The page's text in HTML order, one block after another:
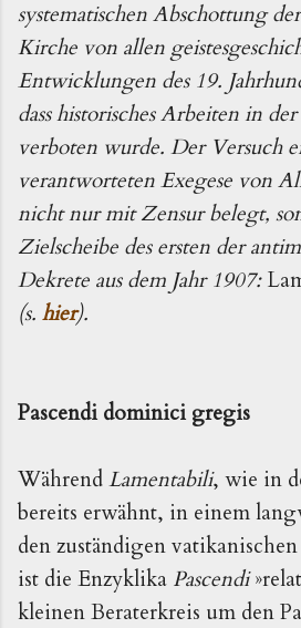
systematischen Abschottung
Kirche von allen
Entwicklungen des 19.
dass historisches Arbeiten in
verboten wurde. Der Versuch
verantworteten Exegese von
nicht nur mit Zensur belegt,
Zielscheibe des ersten der
Dekrete aus dem Jahr 1907:
(s. hier).
Pascendi dominici gregis
WährendLamentabili, wie in
bereits erwähnt, in einem
den zuständigen
ist die Enzyklika Pascendi
kleinen Beraterkreis um den